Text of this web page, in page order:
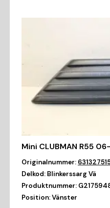
Mini CLUBMAN R55
Originalnummer:
Delkod: Blinkerssarg Vä
Produktnummer:
Position:Vänster